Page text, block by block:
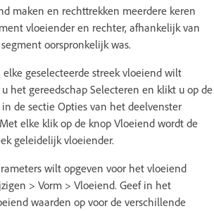
maken en rechttrekken meerdere keren
vloeiender en rechter, afhankelijk van
oorspronkelijk was.
elke geselecteerde streek vloeiend wilt
het gereedschap Selecteren en klikt u op de
in de sectie Opties van het deelvenster
elke klik op de knop Vloeiend wordt de
geleidelijk vloeiender.
wilt opgeven voor het vloeiend
> Vorm > Vloeiend. Geef in het
waarden op voor de verschillende